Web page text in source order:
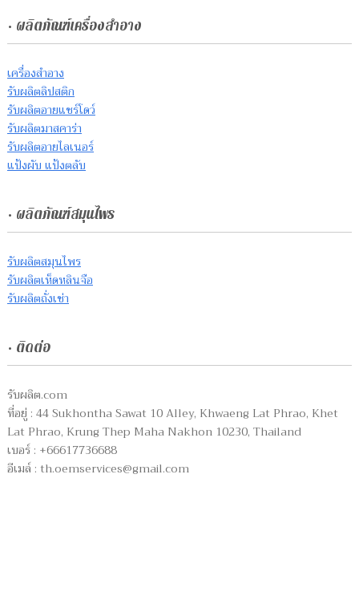
• ผลิตภัณฑ์เครื่องสำอาง
เครื่องสำอาง
รับผลิตลิปสติก
รับผลิตอายแชร์โดว์
รับผลิตมาสคาร่า
รับผลิตอายไลเนอร์
แป้งผับ แป้งตลับ
• ผลิตภัณฑ์สมุนไพร
รับผลิตสมุนไพร
รับผลิตเห็ดหลินจือ
รับผลิตถั่งเช่า
• ติดต่อ
รับผลิต.com
ที่อยู่ : 44 Sukhontha Sawat 10 Alley, Khwaeng Lat Phrao, Khet
Lat Phrao, Krung Thep Maha Nakhon 10230, Thailand
เบอร์ : +66617736688
อีเมล์ : th.oemservices@gmail.com